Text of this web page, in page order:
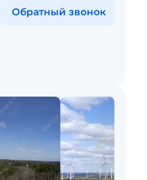
Обратный звонок